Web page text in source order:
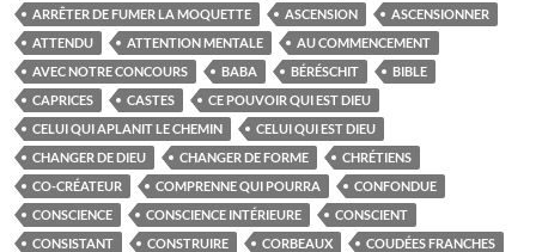
ARRÊTER DE FUMER LA MOQUETTE
ASCENSION
ASCENSIONNER
ATTENDU
ATTENTION MENTALE
AU COMMENCEMENT
AVEC NOTRE CONCOURS
BABA BÉRÉSCHIT
BIBLE
CAPRICES
CASTES
CE POUVOIR QUI EST DIEU
CELUI QUI APLANIT LE CHEMIN
CELUI QUI EST DIEU
CHANGER DE DIEU
CHANGER DE FORME
CHRÉTIENS
CO-CRÉATEUR
COMPRENNE QUI POURRA
CONFONDUE
CONSCIENCE
CONSCIENCE INTÉRIEURE
CONSCIENT
CONSISTANT
CONSTRUIRE CORBEAUX
COUDÉES FRANCHES